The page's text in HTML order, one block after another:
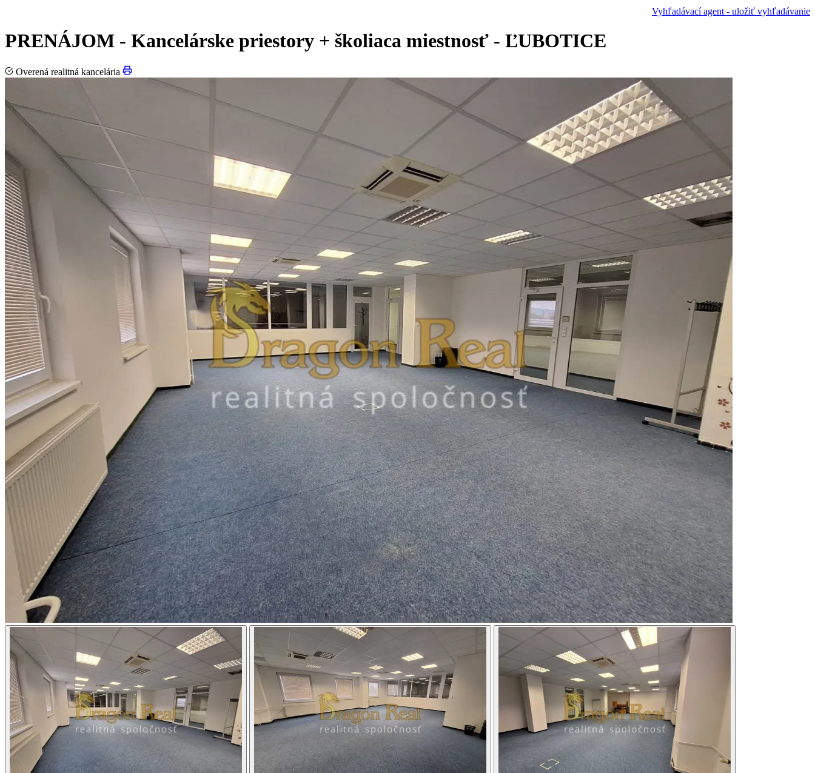
Vyhľadávací agent - uložiť vyhľadávanie
PRENÁJOM - Kancelárske priestory + školiaca miestnosť - ĽUBOTICE
Overená realitná kancelária